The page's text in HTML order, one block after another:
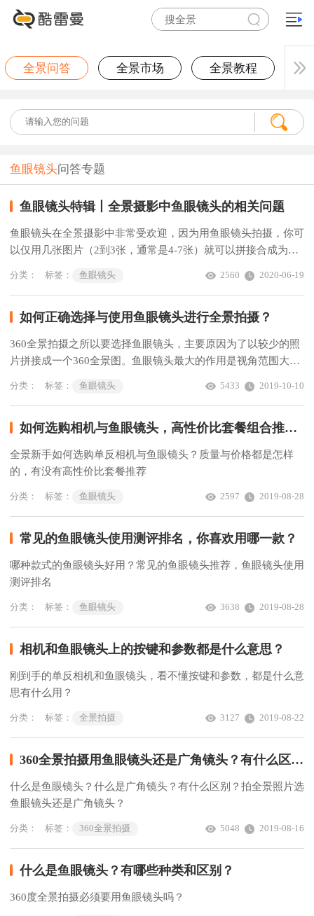
全景问答 全景市场 全景教程
鱼眼镜头问答专题
鱼眼镜头特辑丨全景摄影中鱼眼镜头的相关问题
鱼眼镜头在全景摄影中非常受欢迎，因为用鱼眼镜头拍摄，你可
以仅用几张图片（2到3张，通常是4-7张）就可以拼接合成为完
分类： 标签： 鱼眼镜头 2020-06-19
2560
如何正确选择与使用鱼眼镜头进行全景拍摄？
360全景拍摄之所以要选择鱼眼镜头，主要原因为了以较少的照
片拼接成一个360全景图。鱼眼镜头最大的作用是视角范围大，
强烈的透视效果，强调被摄物近大远小的对比，使所摄画面具有
分类： 标签： 鱼眼镜头 2019-10-10
5433
如何选购相机与鱼眼镜头，高性价比套餐组合推荐？
全景新手如何选购单反相机与鱼眼镜头？质量与价格都是怎样
的，有没有高性价比套餐推荐
分类： 标签： 鱼眼镜头 2019-08-28
2597
常见的鱼眼镜头使用测评排名，你喜欢用哪一款？
哪种款式的鱼眼镜头好用？常见的鱼眼镜头推荐，鱼眼镜头使用
测评排名
分类： 标签： 鱼眼镜头 2019-08-28
3638
相机和鱼眼镜头上的按键和参数都是什么意思？
刚到手的单反相机和鱼眼镜头，看不懂按键和参数，都是什么意
思有什么用？
分类： 标签： 全景拍摄 2019-08-22
3127
360全景拍摄用鱼眼镜头还是广角镜头？有什么区别？
什么是鱼眼镜头？什么是广角镜头？有什么区别？拍全景照片选
鱼眼镜头还是广角镜头？
分类： 标签： 360全景拍摄 2019-08-16
5048
什么是鱼眼镜头？有哪些种类和区别？
360度全景拍摄必须要用鱼眼镜头吗？